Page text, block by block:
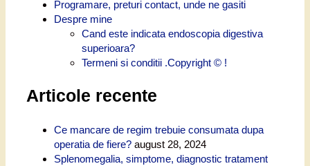
Programare, preturi contact, unde ne gasiti
Despre mine
Cand este indicata endoscopia digestiva
superioara?
Termeni si conditii .Copyright © !
Articole recente
Ce mancare de regim trebuie consumata dupa
operatia de fiere? august 28, 2024
Splenomegalia, simptome, diagnostic tratament